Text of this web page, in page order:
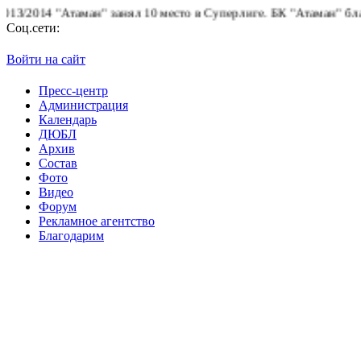
"Атаман" занял 10 место в Суперлиге.БК "Атаман"
Соц.сети:
Войти на сайт
Пресс-центр
Администрация
Календарь
ДЮБЛ
Архив
Состав
Фото
Видео
Форум
Рекламное агентство
Благодарим